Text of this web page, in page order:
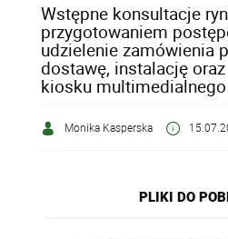
Wstępne konsultacje
przygotowaniem
udzielenie zamówienia
dostawę, instalację
kiosku
Monika Kasperska
PLIKI DO